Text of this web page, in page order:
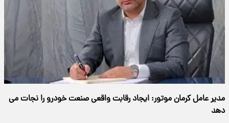
مدیر عامل کرمان موتور: ایجاد رقابت واقعی صنعت خودرو را نجات می
دهد